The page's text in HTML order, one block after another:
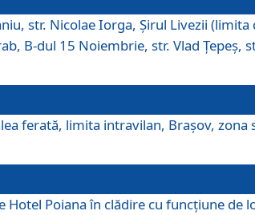
str. Nicolae Iorga, Şirul Livezii
B-dul 15 Noiembrie, str. Vlad
ferată, limita intravilan, Braşov,
Hotel Poiana în clădire cu funcţiune